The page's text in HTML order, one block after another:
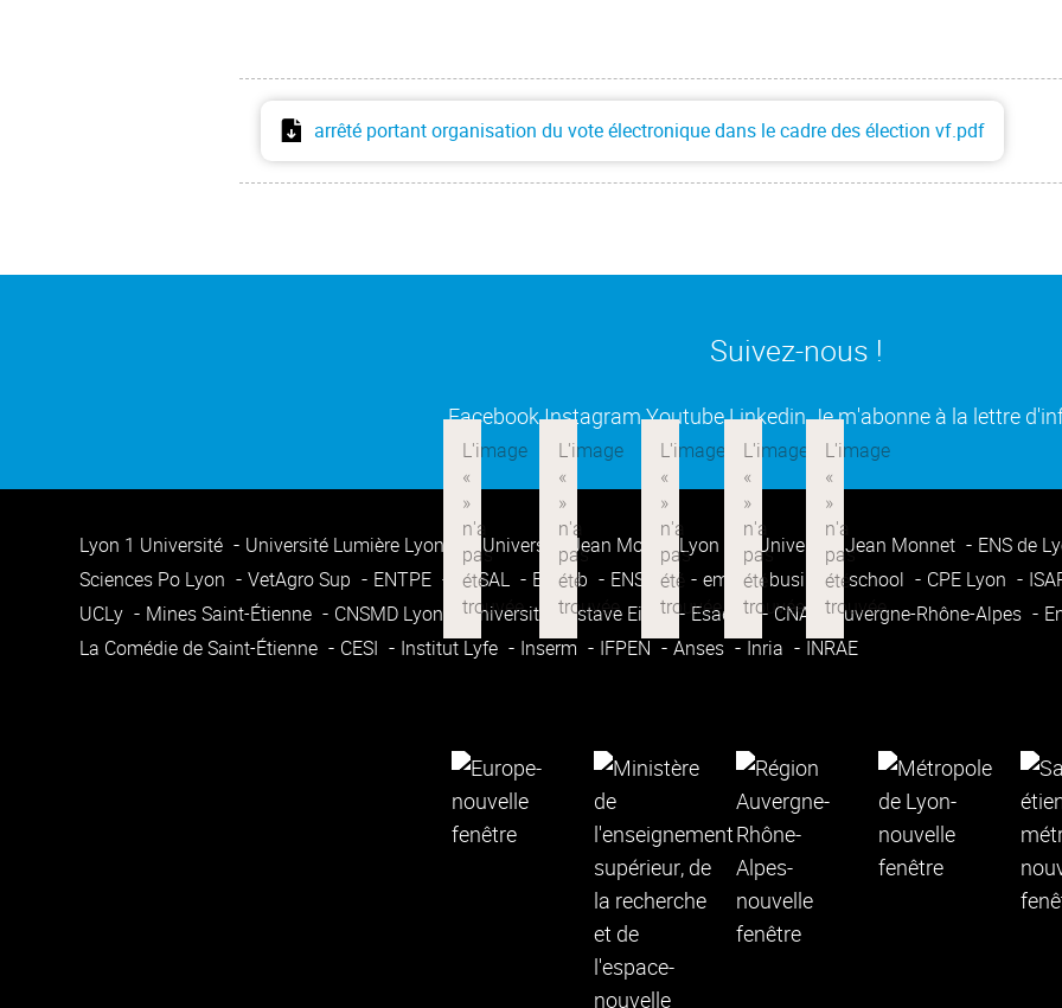
arrêté portant organisation du vote électronique dans le cadre des élection vf.pdf
Suivez-nous !
Facebook(ouverture dans une nouvelle fenêtre)
Instagram(ouverture dans une nouvelle fenêtre)
Youtube(ouverture dans une nouvelle
Linkedin(ouverture dans une
Je m'abonne à la lettre
Lyon 1 Université Université Lumière Lyon 2 Université Jean Moulin Lyon 3 Université Jean Monnet ENS de
Sciences Po Lyon
VetAgro Sup ENTPE ENSAL Enssib ENSATT emlyon business school CPE Lyon
UCLy
Mines Saint-Étienne CNSMD Lyon Université Gustave Eiffel Esadse CNAM Auvergne-Rhône-Alpes
La Comédie de Saint-Étienne
CESI Institut Lyfe Inserm IFPEN Anses Inria INRAE